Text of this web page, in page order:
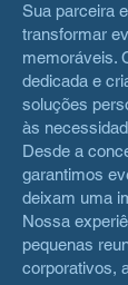
Sua parceira
transformar
memoráveis.
dedicada e
soluções
às
Desde a
garantimos
deixam uma
Nossa
pequenas
corporativos,